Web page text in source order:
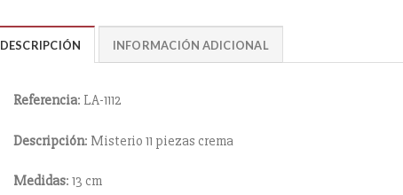
DESCRIPCIÓN INFORMACIÓN ADICIONAL
Referencia: LA-1112
Descripción: Misterio 11 piezas crema
Medidas: 13 cm